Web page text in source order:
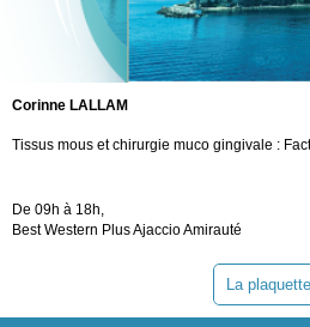
Corinne LALLAM
Tissus mous et chirurgie muco gingivale :
De 09h à 18h,
Best Western Plus Ajaccio Amirauté
La plaquette